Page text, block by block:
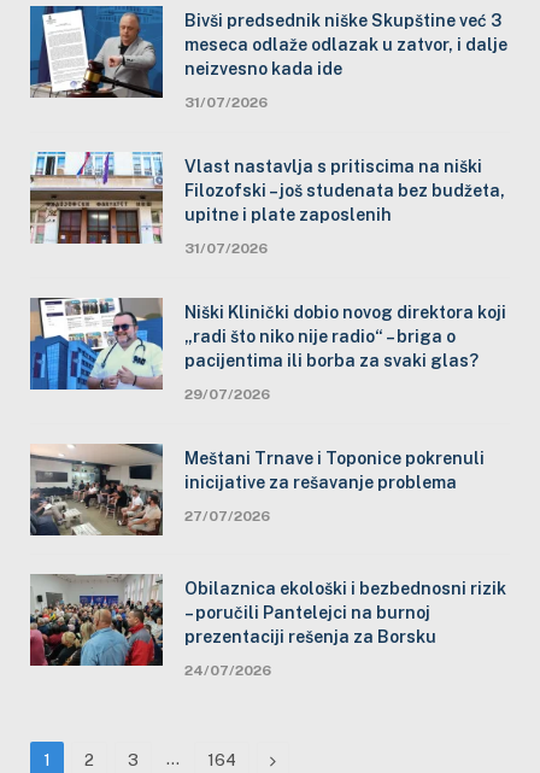
Bivši predsednik niške Skupštine već 3
meseca odlaže odlazak u zatvor, i dalje
neizvesno kada ide
31/07/2026
Vlast nastavlja s pritiscima na niški
Filozofski – još studenata bez budžeta,
upitne i plate zaposlenih
31/07/2026
Niški Klinički dobio novog direktora koji
„radi što niko nije radio“ – briga o
pacijentima ili borba za svaki glas?
29/07/2026
Meštani Trnave i Toponice pokrenuli
inicijative za rešavanje problema
27/07/2026
Obilaznica ekološki i bezbednosni rizik
– poručili Pantelejci na burnoj
prezentaciji rešenja za Borsku
24/07/2026
1 2 3 … 164 Next